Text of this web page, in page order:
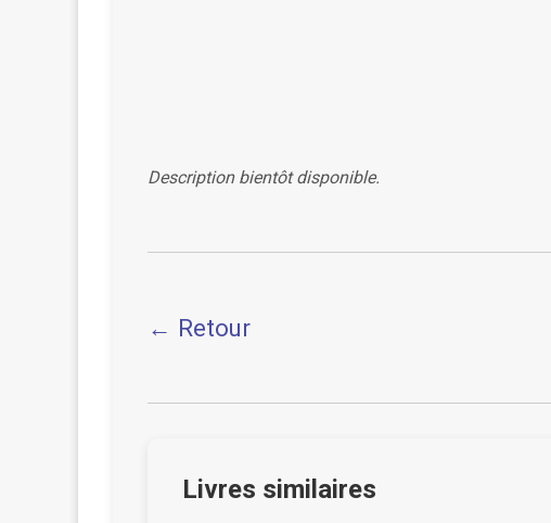
Description bientôt disponible.
← Retour
Livres similaires